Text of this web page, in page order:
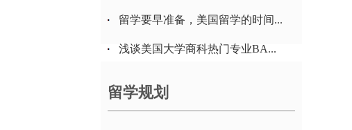
留学要早准备，美国留学的时间...
浅谈美国大学商科热门专业BA...
留学规划